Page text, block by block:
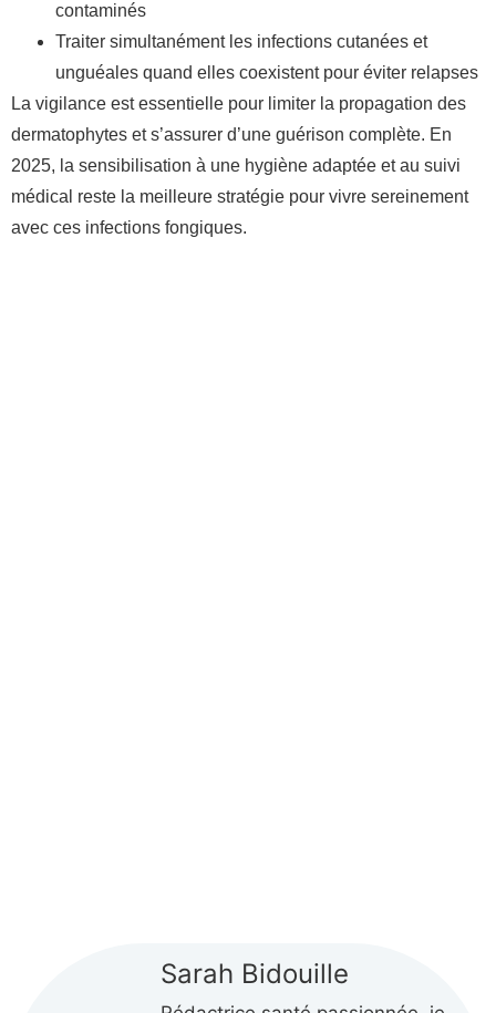
contaminés
Traiter simultanément les infections cutanées et
unguéales quand elles coexistent pour éviter relapses
La vigilance est essentielle pour limiter la propagation des
dermatophytes et s’assurer d’une guérison complète. En
2025, la sensibilisation à une hygiène adaptée et au suivi
médical reste la meilleure stratégie pour vivre sereinement
avec ces infections fongiques.
Sarah Bidouille